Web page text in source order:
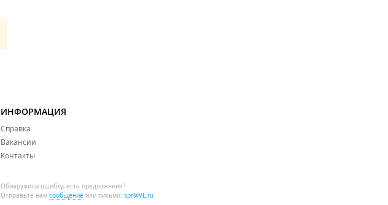
ИНФОРМАЦИЯ
Справка
Вакансии
Контакты
Обнаружили ошибку, есть предложения?
Отправьте нам сообщение или письмо: spr@VL.ru